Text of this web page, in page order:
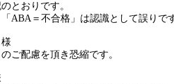
とおりです。
ABA＝不合格」は認識として誤りで
ご配慮を頂き恐縮です。